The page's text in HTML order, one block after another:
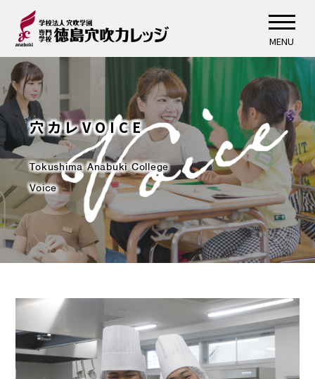
MENU
穴カレVOICE
Tokushima Anabuki College
Voice